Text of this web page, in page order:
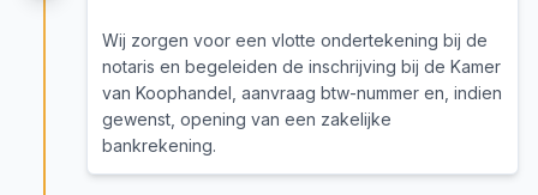
Wij zorgen voor een vlotte ondertekening bij de
notaris en begeleiden de inschrijving bij de Kamer
van Koophandel, aanvraag btw-nummer en, indien
gewenst, opening van een zakelijke
bankrekening.